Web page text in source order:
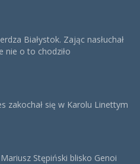
Białystok. Zając nasłuchał
nie o to chodziło
zakochał się w Karolu Linettym
Stępiński blisko Genoi